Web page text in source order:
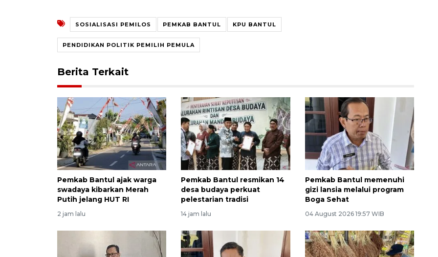
SOSIALISASI PEMILOS PEMKAB BANTUL KPU BANTUL
PENDIDIKAN POLITIK PEMILIH PEMULA
Berita Terkait
Pemkab Bantul ajak warga
swadaya kibarkan Merah
Putih jelang HUT RI
2 jam lalu
Pemkab Bantul resmikan 14
desa budaya perkuat
pelestarian tradisi
14 jam lalu
Pemkab Bantul memenuhi
gizi lansia melalui program
Boga Sehat
04 August 2026 19:57 WIB